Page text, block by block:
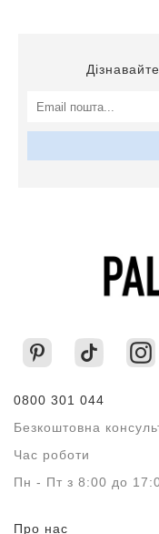
0800 301 044
Безкоштовна
Час роботи
Пн - Пт з 8:00 до
Про нас